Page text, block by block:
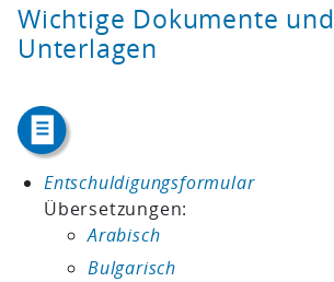
Wichtige Dokumente und
Unterlagen
Entschuldigungsformular
Übersetzungen:
Arabisch
Bulgarisch